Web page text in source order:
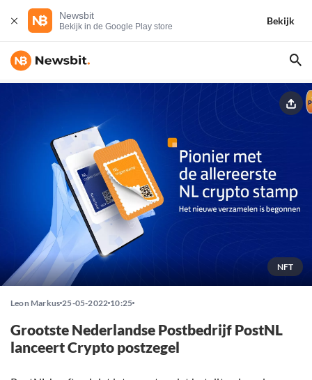
Newsbit
Bekijk in de Google Play store
Bekijk
NFT
Leon Markus 25-05-2022 10:25
Grootste Nederlandse Postbedrijf PostNL
lanceert Crypto postzegel